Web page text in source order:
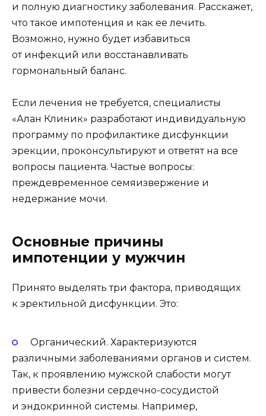
и полную диагностику заболевания. Расскажет,
что такое импотенция и как ее лечить.
Возможно, нужно будет избавиться
от инфекций или восстанавливать
гормональный баланс.
Если лечения не требуется, специалисты
«Алан Клиник» разработают индивидуальную
программу по профилактике дисфункции
эрекции, проконсультируют и ответят на все
вопросы пациента. Частые вопросы:
преждевременное семяизвержение и
недержание мочи.
Основные причины
импотенции у мужчин
Принято выделять три фактора, приводящих
к эректильной дисфункции. Это:
Органический. Характеризуются
различными заболеваниями органов и систем.
Так, к проявлению мужской слабости могут
привести болезни сердечно-сосудистой
и эндокринной системы. Например,